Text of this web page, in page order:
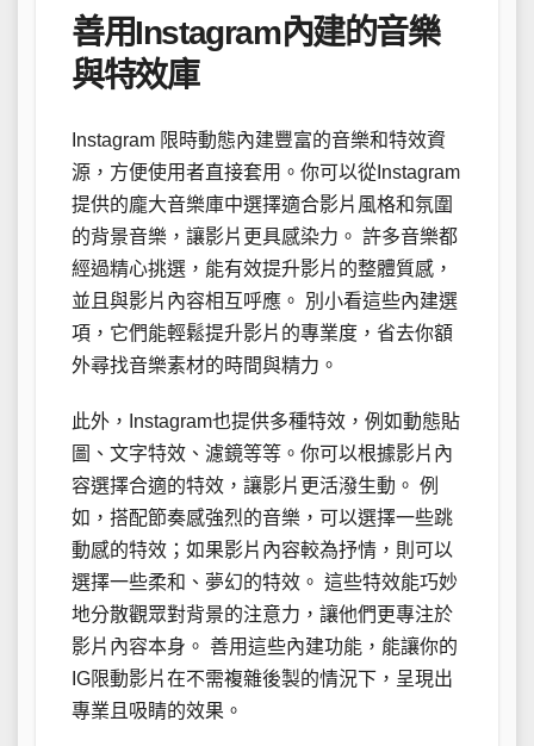
善用Instagram內建的音樂
與特效庫
Instagram 限時動態內建豐富的音樂和特效資
源，方便使用者直接套用。你可以從Instagram
提供的龐大音樂庫中選擇適合影片風格和氛圍
的背景音樂，讓影片更具感染力。 許多音樂都
經過精心挑選，能有效提升影片的整體質感，
並且與影片內容相互呼應。 別小看這些內建選
項，它們能輕鬆提升影片的專業度，省去你額
外尋找音樂素材的時間與精力。
此外，Instagram也提供多種特效，例如動態貼
圖、文字特效、濾鏡等等。你可以根據影片內
容選擇合適的特效，讓影片更活潑生動。 例
如，搭配節奏感強烈的音樂，可以選擇一些跳
動感的特效；如果影片內容較為抒情，則可以
選擇一些柔和、夢幻的特效。 這些特效能巧妙
地分散觀眾對背景的注意力，讓他們更專注於
影片內容本身。 善用這些內建功能，能讓你的
IG限動影片在不需複雜後製的情況下，呈現出
專業且吸睛的效果。